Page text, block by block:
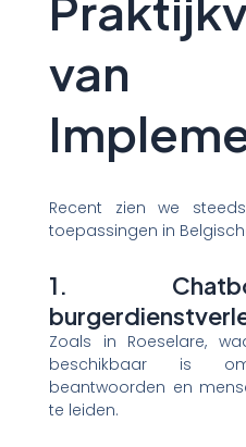
Recent zien we
toepassingen in
1.
Zoals in Roeselare,
beschikbaar is
beantwoorden en
te leiden.